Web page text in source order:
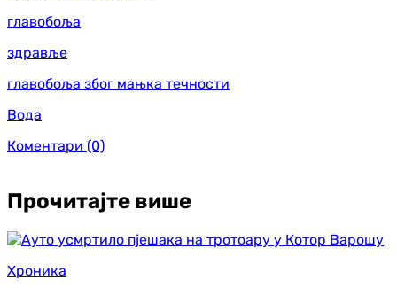
главобоља
здравље
главобоља због мањка течности
Вода
Коментари (0)
Прочитајте више
Хроника